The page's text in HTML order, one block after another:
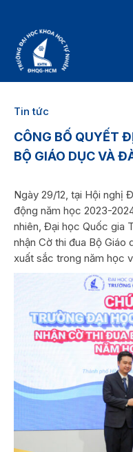
Tin tức
CÔNG BỐ QUYẾT
BỘ GIÁO DỤC VÀ
Ngày 29/12, tại Hội nghị
động năm học 2023-
nhiên, Đại học Quốc gia
nhận Cờ thi đua Bộ
xuất sắc trong năm học